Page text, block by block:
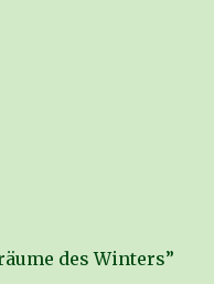
des Winters”